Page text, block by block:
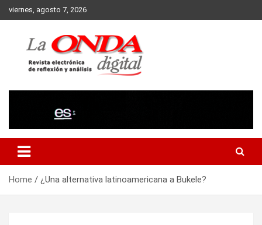
Skip
to
viernes, agosto 7, 2026
Home ¿Una alternativa latinoamericana a Bukele?